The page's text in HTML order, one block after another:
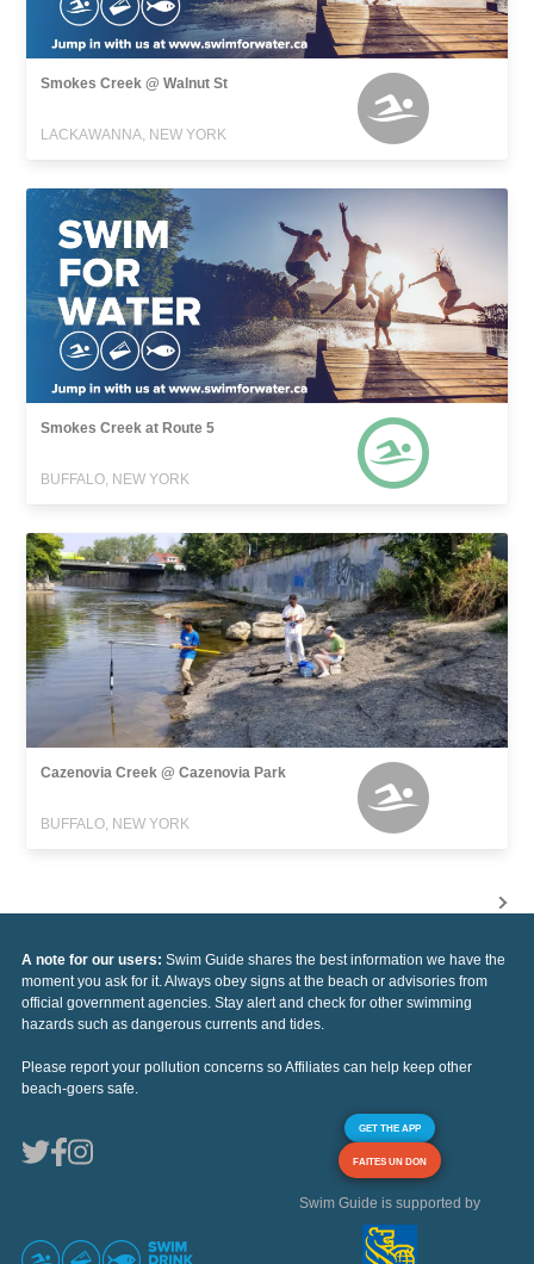
Smokes Creek @ Walnut St
LACKAWANNA, NEW YORK
Smokes Creek at Route 5
BUFFALO, NEW YORK
Cazenovia Creek @ Cazenovia Park
BUFFALO, NEW YORK
A note for our users: Swim Guide shares the best information we have the
moment you ask for it. Always obey signs at the beach or advisories from
official government agencies. Stay alert and check for other swimming
hazards such as dangerous currents and tides.
Please report your pollution concerns so Affiliates can help keep other
beach-goers safe.
GET THE APP
FAITES UN DON
Swim Guide is supported by